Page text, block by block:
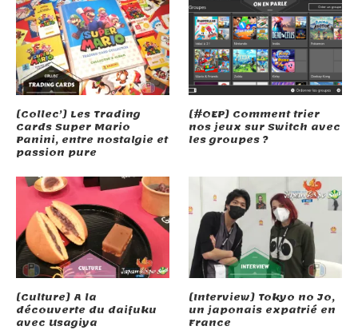
[Collec’] Les Trading
Cards Super Mario
Panini, entre nostalgie et
passion pure
[#OEP] Comment trier
nos jeux sur Switch avec
les groupes ?
[Culture] A la
découverte du daifuku
avec Usagiya
[Interview] Tokyo no Jo,
un japonais expatrié en
France